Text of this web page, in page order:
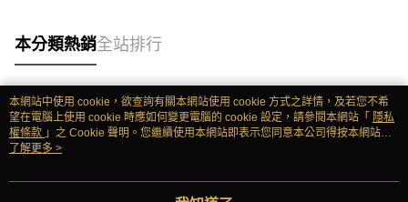
本分類熱銷全站排行
熱門標籤
本網站中使用 cookie，欲查詢有關本網站使用 cookie 方式之詳情，及若您不希
望在電腦上使用 cookie 時應如何變更電腦的 cookie 設定，請參閱本網站「 隱私
權條款 」之 Cookie 聲明。您繼續使用本網站即表示您同意本公司得按本網站使
用條款之 Cookie 聲明使用 cookie。
了解更多 >